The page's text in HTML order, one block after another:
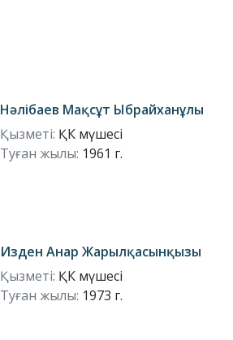
Нәлібаев Мақсұт Ыбрайханұлы
Қызметі: ҚК мүшесі
Туған жылы: 1961 г.
Изден Анар Жарылқасынқызы
Қызметі: ҚК мүшесі
Туған жылы: 1973 г.